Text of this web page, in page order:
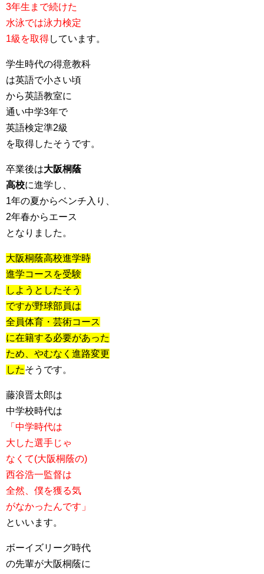
3年生まで続けた
水泳では泳力検定
1級を取得しています。
学生時代の得意教科
は英語で小さい頃
から英語教室に
通い中学3年で
英語検定準2級
を取得したそうです。
卒業後は大阪桐蔭
高校に進学し、
1年の夏からベンチ入り、
2年春からエース
となりました。
大阪桐蔭高校進学時
進学コースを受験
しようとしたそう
ですが野球部員は
全員体育・芸術コース
に在籍する必要があった
ため、やむなく進路変更
したそうです。
藤浪晋太郎は
中学校時代は
「中学時代は
大した選手じゃ
なくて(大阪桐蔭の)
西谷浩一監督は
全然、僕を獲る気
がなかったんです」
といいます。
ボーイズリーグ時代
の先輩が大阪桐蔭に